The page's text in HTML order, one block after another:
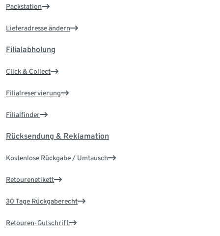
Packstation
Lieferadresse ändern
Filialabholung
Click & Collect
Filialreservierung
Filialfinder
Rücksendung & Reklamation
Kostenlose Rückgabe / Umtausch
Retourenetikett
30 Tage Rückgaberecht
Retouren-Gutschrift